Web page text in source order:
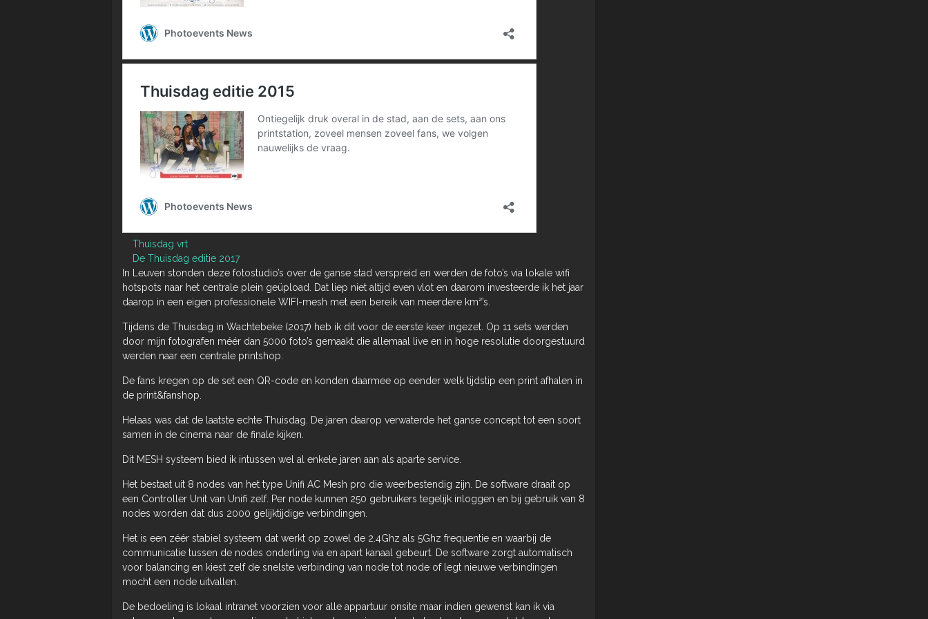
Thuisdag vrt
De Thuisdag editie 2017
In Leuven stonden deze fotostudio’s over de ganse stad verspreid en werden de foto’s via lokale wifi
hotspots naar het centrale plein geüpload. Dat liep niet altijd even vlot en daarom investeerde ik het jaar
daarop in een eigen professionele WIFI-mesh met een bereik van meerdere km²’s.
Tijdens de Thuisdag in Wachtebeke (2017) heb ik dit voor de eerste keer ingezet. Op 11 sets werden
door mijn fotografen méér dan 5000 foto’s gemaakt die allemaal live en in hoge resolutie doorgestuurd
werden naar een centrale printshop.
De fans kregen op de set een QR-code en konden daarmee op eender welk tijdstip een print afhalen in
de print&fanshop.
Helaas was dat de laatste echte Thuisdag. De jaren daarop verwaterde het ganse concept tot een soort
samen in de cinema naar de finale kijken.
Dit MESH systeem bied ik intussen wel al enkele jaren aan als aparte service.
Het bestaat uit 8 nodes van het type Unifi AC Mesh pro die weerbestendig zijn. De software draait op
een Controller Unit van Unifi zelf. Per node kunnen 250 gebruikers tegelijk inloggen en bij gebruik van 8
nodes worden dat dus 2000 gelijktijdige verbindingen.
Het is een zéér stabiel systeem dat werkt op zowel de 2.4Ghz als 5Ghz frequentie en waarbij de
communicatie tussen de nodes onderling via en apart kanaal gebeurt. De software zorgt automatisch
voor balancing en kiest zelf de snelste verbinding van node tot node of legt nieuwe verbindingen
mocht een node uitvallen.
De bedoeling is lokaal intranet voorzien voor alle appartuur onsite maar indien gewenst kan ik via